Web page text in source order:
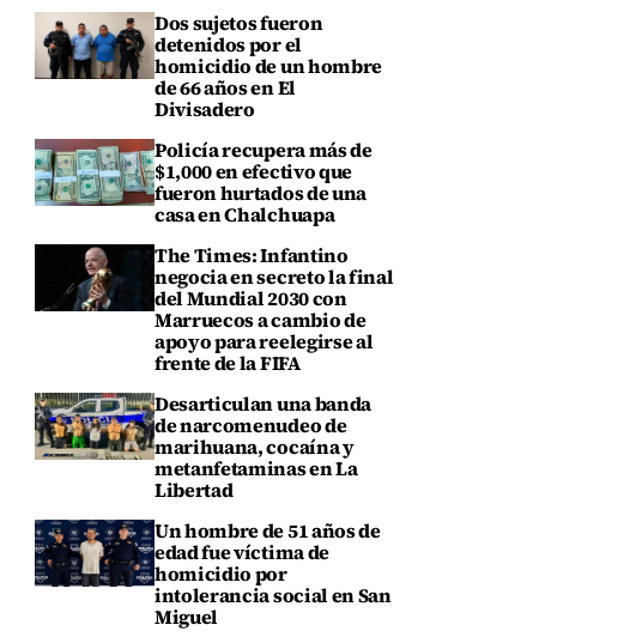
Dos sujetos fueron
detenidos por el
homicidio de un hombre
de 66 años en El
Divisadero
Policía recupera más de
$1,000 en efectivo que
fueron hurtados de una
casa en Chalchuapa
The Times: Infantino
negocia en secreto la final
del Mundial 2030 con
Marruecos a cambio de
apoyo para reelegirse al
frente de la FIFA
Desarticulan una banda
de narcomenudeo de
marihuana, cocaína y
metanfetaminas en La
Libertad
Un hombre de 51 años de
edad fue víctima de
homicidio por
intolerancia social en San
Miguel